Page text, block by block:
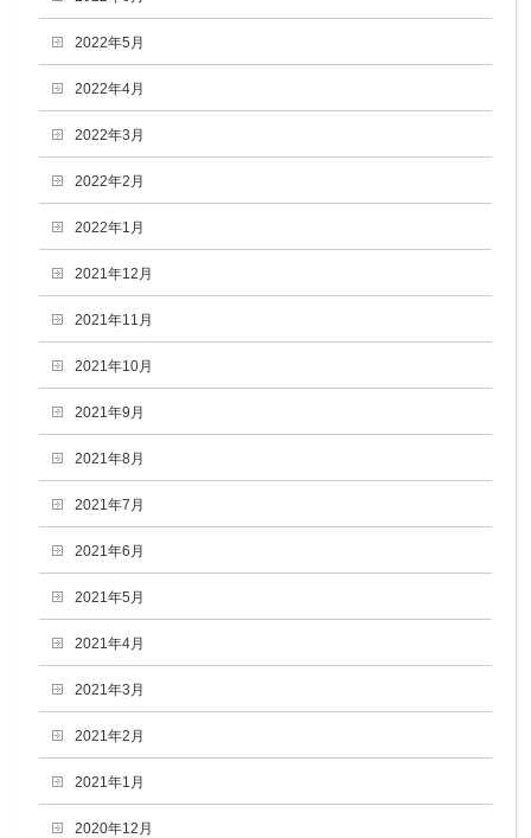
2022年5月
2022年4月
2022年3月
2022年2月
2022年1月
2021年12月
2021年11月
2021年10月
2021年9月
2021年8月
2021年7月
2021年6月
2021年5月
2021年4月
2021年3月
2021年2月
2021年1月
2020年12月